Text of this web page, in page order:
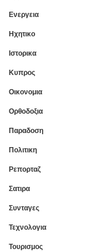
Ενεργεια
Ηχητικο
Ιστορικα
Κυπρος
Οικονομια
Ορθοδοξια
Παραδοση
Πολιτικη
Ρεπορταζ
Σατιρα
Συνταγες
Τεχνολογια
Τουρισμος